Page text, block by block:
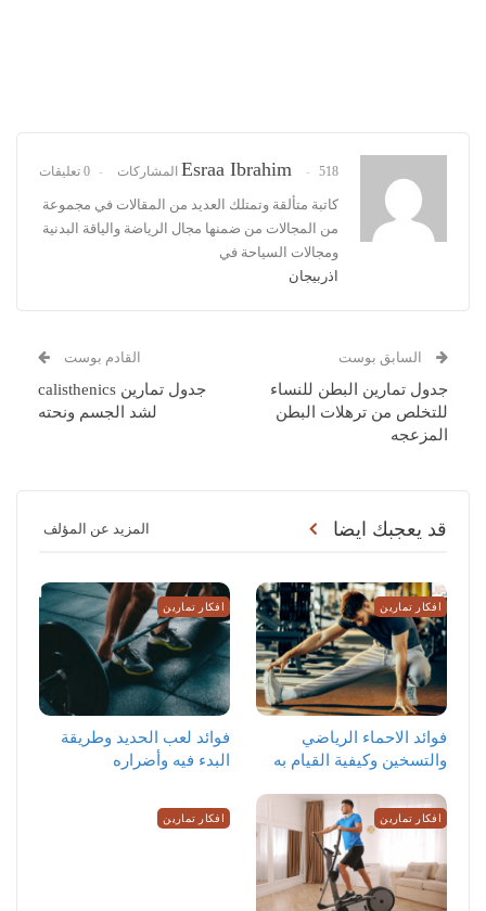
Esraa Ibrahim 518 المشاركات 0 تعليقات
كاتبة متألقة وتمتلك العديد من المقالات في مجموعة
من المجالات من ضمنها مجال الرياضة والياقة البدنية
ومجالات السياحة في
اذربيجان
السابق بوست
جدول تمارين البطن للنساء
للتخلص من ترهلات البطن
المزعجه
القادم بوست
جدول تمارين calisthenics
لشد الجسم ونحته
قد يعجبك ايضا المزيد عن المؤلف
افكار تمارين
‏فوائد الاحماء الرياضي
والتسخين وكيفية القيام به
افكار تمارين
فوائد لعب الحديد وطريقة
البدء فيه وأضراره
افكار تمارين افكار تمارين